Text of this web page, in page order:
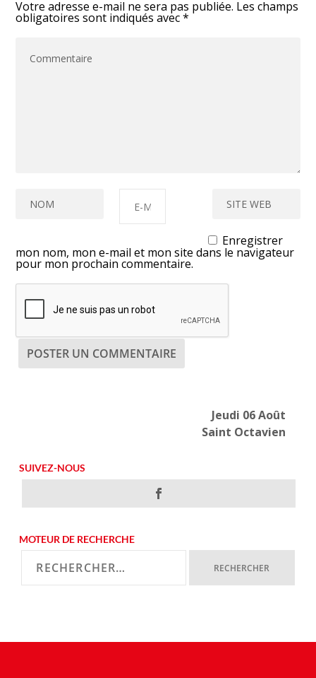
Votre adresse e-mail ne sera pas publiée. Les champs
obligatoires sont indiqués avec*
Enregistrer
mon nom, mon e-mail et mon site dans le navigateur
pour mon prochain commentaire.
Jeudi 06 Août
Saint Octavien
SUIVEZ-NOUS
MOTEUR DE RECHERCHE